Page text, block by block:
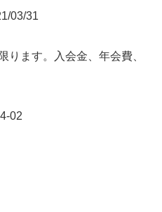
03/31
ります。入会金、年会費、
02